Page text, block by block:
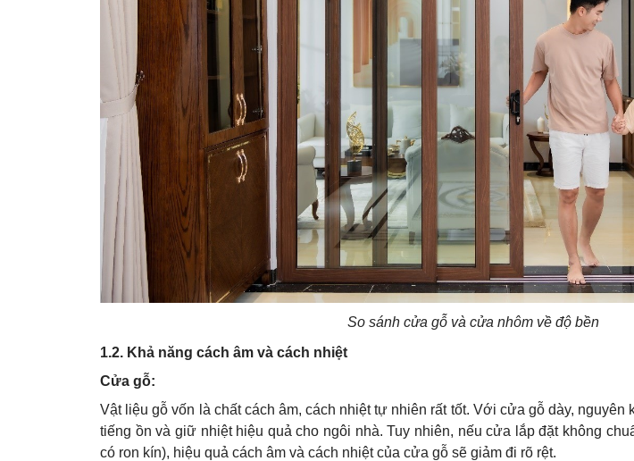
So sánh cửa gỗ và cửa nhôm về độ bền
1.2. Khả năng cách âm và cách nhiệt
Cửa gỗ:
Vật liệu gỗ vốn là chất cách âm, cách nhiệt tự nhiên rất tốt. Với cửa gỗ dày, nguyên
tiếng ồn và giữ nhiệt hiệu quả cho ngôi nhà. Tuy nhiên, nếu cửa lắp đặt không
có ron kín), hiệu quả cách âm và cách nhiệt của cửa gỗ sẽ giảm đi rõ rệt.